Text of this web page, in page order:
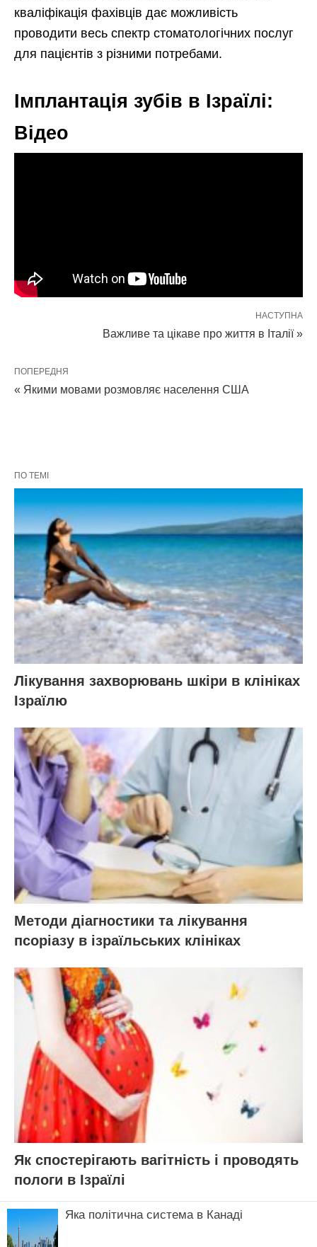
кваліфікація фахівців дає можливість
проводити весь спектр стоматологічних послуг
для пацієнтів з різними потребами.
Імплантація зубів в Ізраїлі:
Відео
НАСТУПНА
Важливе та цікаве про життя в Італії »
ПОПЕРЕДНЯ
« Якими мовами розмовляє населення США
ПО ТЕМІ
Лікування захворювань шкіри в клініках
Ізраїлю
Методи діагностики та лікування
псоріазу в ізраїльських клініках
Як спостерігають вагітність і проводять
пологи в Ізраїлі
Яка політична система в Канаді